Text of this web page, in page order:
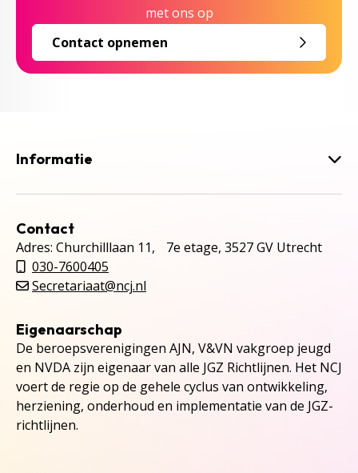
met ons op
Contact opnemen
Informatie
Contact
Adres: Churchilllaan 11, 7e etage, 3527 GV Utrecht
030-7600405
Secretariaat@ncj.nl
Eigenaarschap
De beroepsverenigingen AJN, V&VN vakgroep jeugd
en NVDA zijn eigenaar van alle JGZ Richtlijnen. Het NCJ
voert de regie op de gehele cyclus van ontwikkeling,
herziening, onderhoud en implementatie van de JGZ-
richtlijnen.